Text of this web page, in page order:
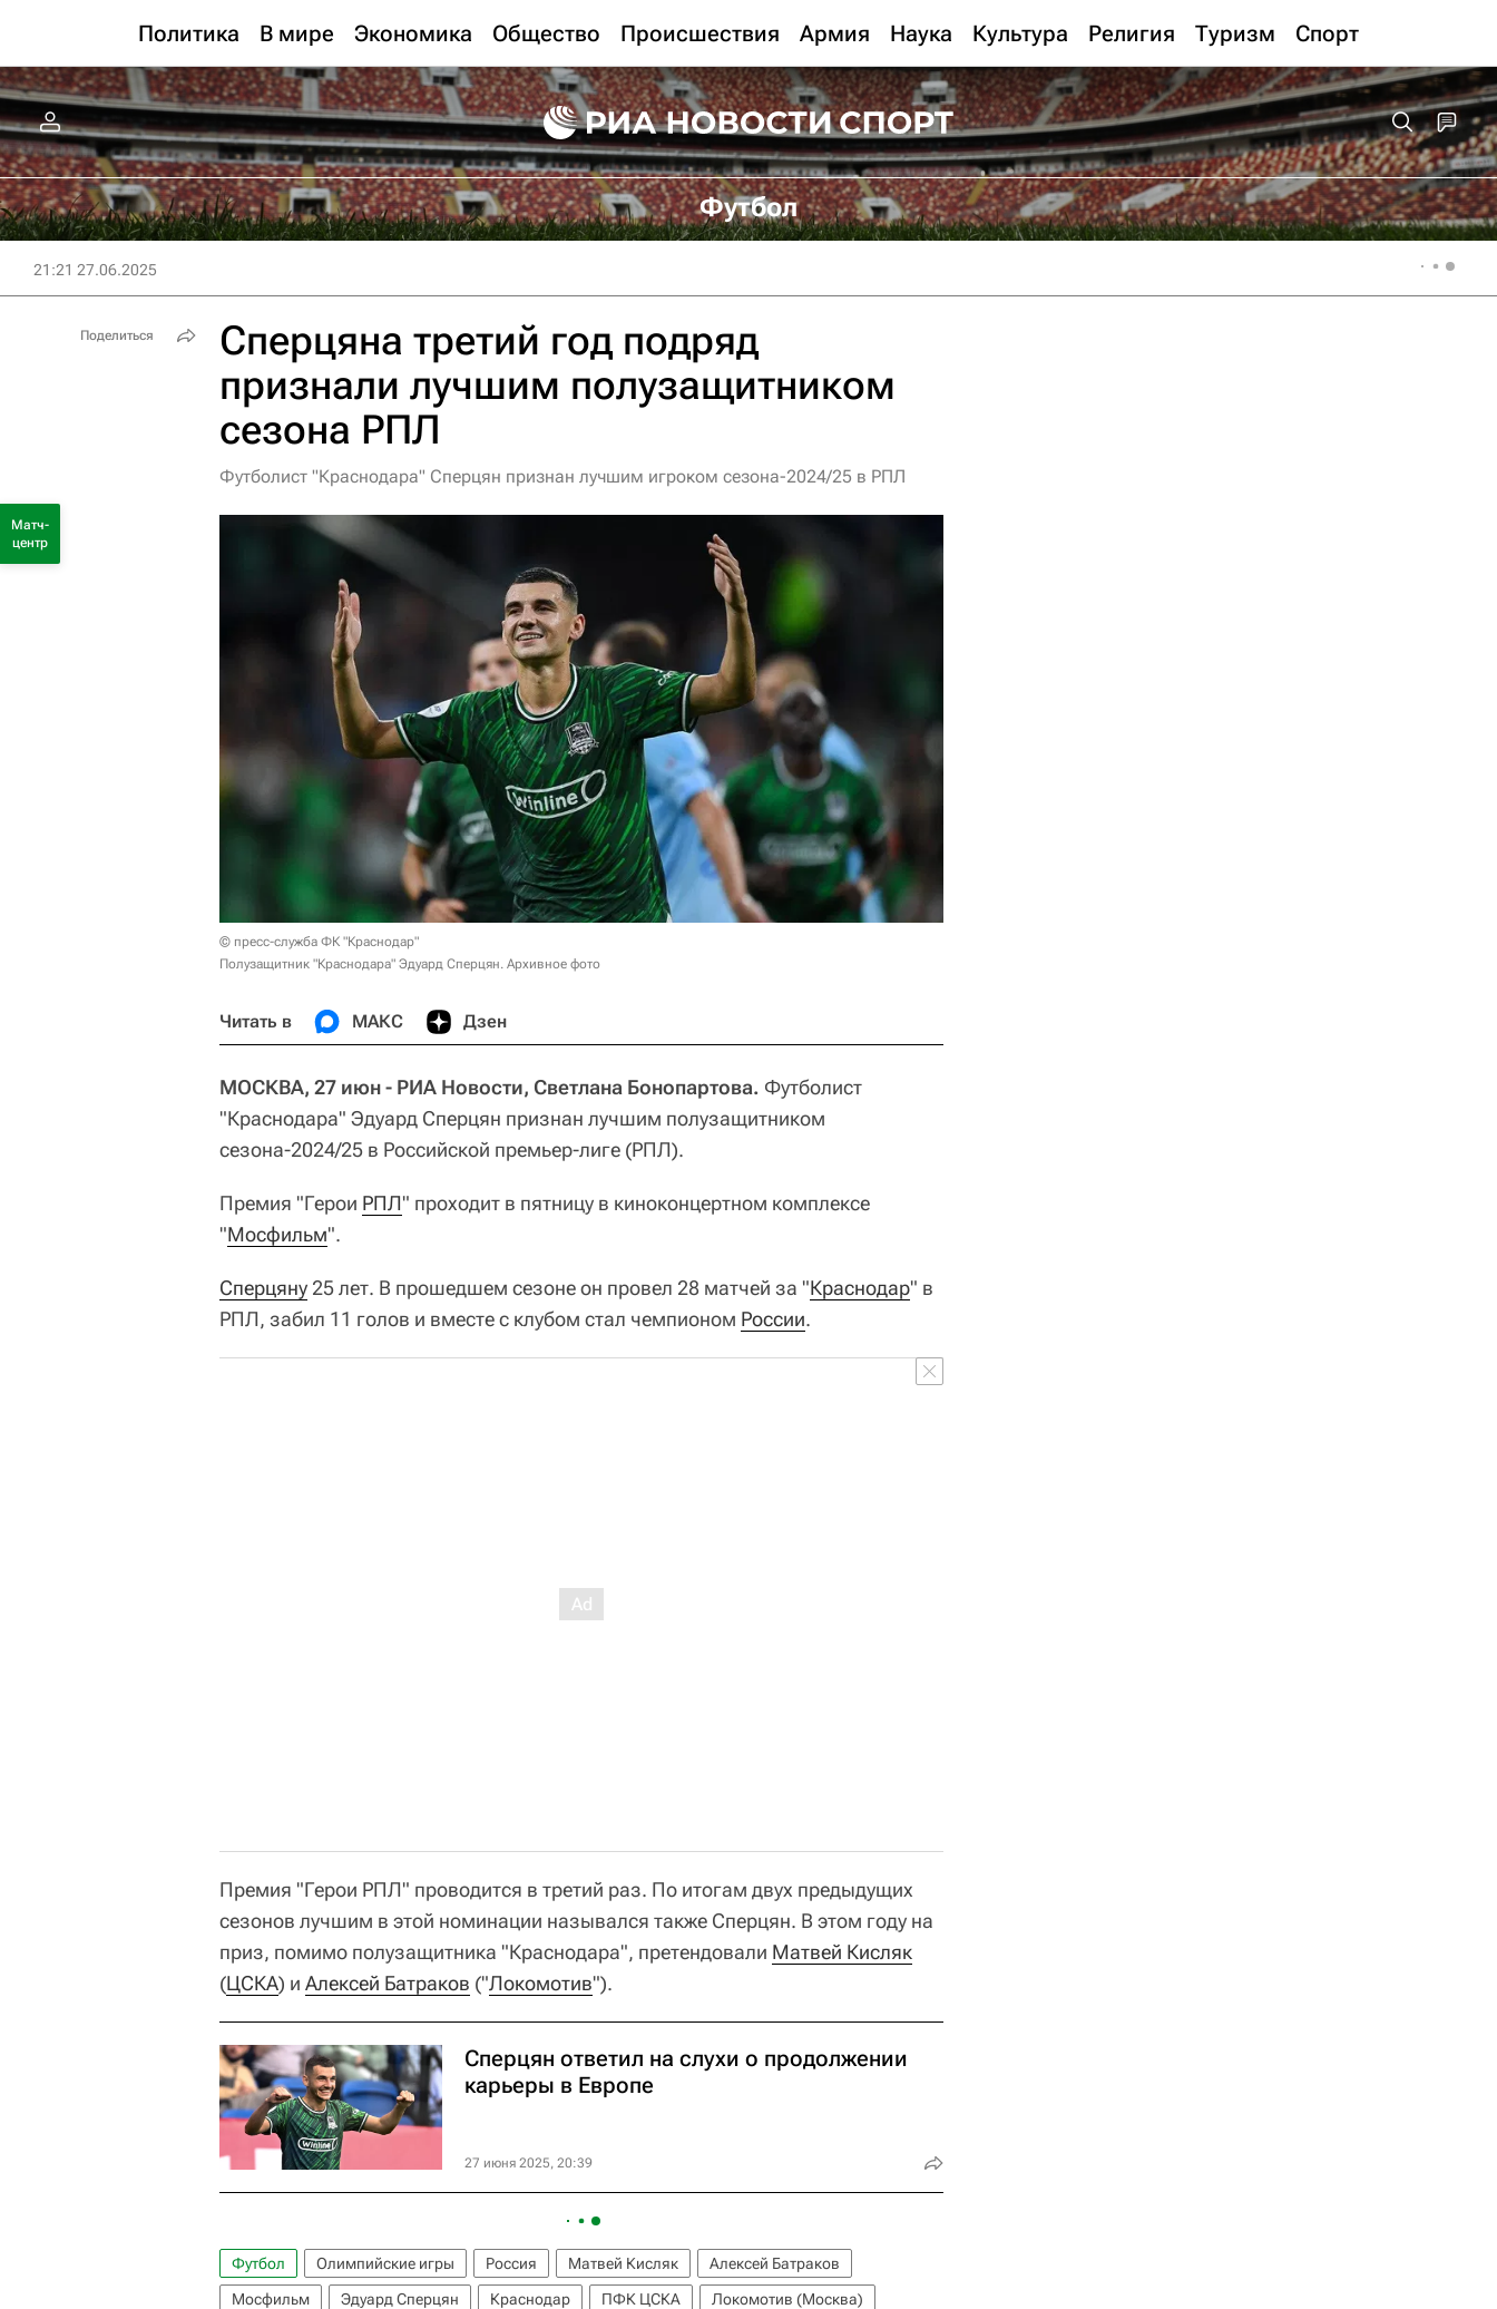
Политика В мире Экономика Общество Происшествия Армия Наука Культура Религия Туризм Спорт
Футбол
21:21 27.06.2025
Сперцяна третий год подряд
признали лучшим полузащитником
сезона РПЛ
Футболист "Краснодара" Сперцян признан лучшим игроком сезона-2024/25 в РПЛ
© пресс-служба ФК "Краснодар"
Полузащитник "Краснодара" Эдуард Сперцян. Архивное фото
Читать в МАКС Дзен
МОСКВА, 27 июн - РИА Новости, Светлана Бонопартова. Футболист
"Краснодара" Эдуард Сперцян признан лучшим полузащитником
сезона-2024/25 в Российской премьер-лиге (РПЛ).
Премия "Герои РПЛ" проходит в пятницу в киноконцертном комплексе
"Мосфильм".
Сперцяну 25 лет. В прошедшем сезоне он провел 28 матчей за "Краснодар" в
РПЛ, забил 11 голов и вместе с клубом стал чемпионом России.
Премия "Герои РПЛ" проводится в третий раз. По итогам двух предыдущих
сезонов лучшим в этой номинации назывался также Сперцян. В этом году на
приз, помимо полузащитника "Краснодара", претендовали Матвей Кисляк
(ЦСКА) и Алексей Батраков ("Локомотив").
Сперцян ответил на слухи о продолжении
карьеры в Европе
27 июня 2025, 20:39
Футбол Олимпийские игры Россия Матвей Кисляк
Алексей Батраков
Мосфильм
Эдуард Сперцян Краснодар ПФК ЦСКА
Локомотив (Москва)
Поделиться
Матч-
центр